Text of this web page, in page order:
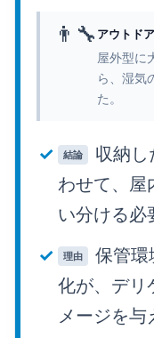
👨‍🔧 アウトド
屋外型に
ら、湿気
た。
結論
収納し
わせて、屋
い分ける必
理由
保管環
化が、デリ
メージを与